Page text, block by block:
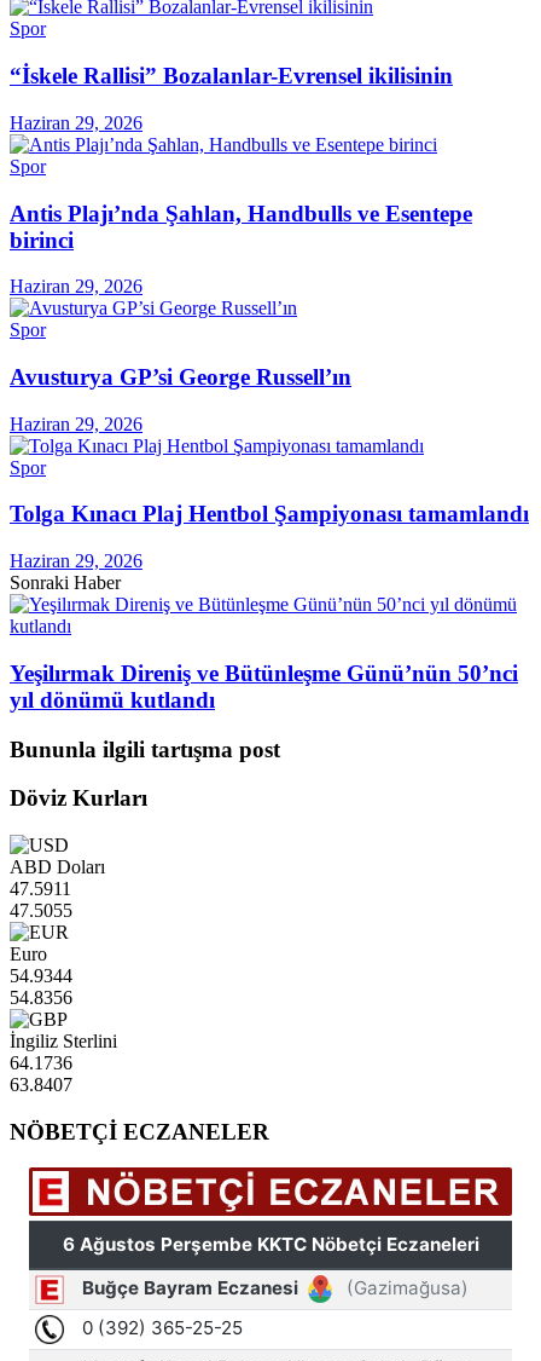
Spor
“İskele Rallisi” Bozalanlar-Evrensel ikilisinin
Haziran 29, 2026
Spor
Antis Plajı’nda Şahlan, Handbulls ve Esentepe
birinci
Haziran 29, 2026
Spor
Avusturya GP’si George Russell’ın
Haziran 29, 2026
Spor
Tolga Kınacı Plaj Hentbol Şampiyonası tamamlandı
Haziran 29, 2026
Sonraki Haber
Yeşilırmak Direniş ve Bütünleşme Günü’nün 50’nci
yıl dönümü kutlandı
Bununla ilgili tartışma post
Döviz Kurları
ABD Doları
47.5911
47.5055
Euro
54.9344
54.8356
İngiliz Sterlini
64.1736
63.8407
NÖBETÇİ ECZANELER